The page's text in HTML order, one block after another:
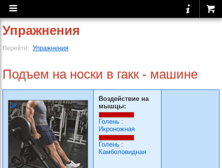
Упражнения
Перейти: Упражнения
Подъем на носки в гакк - машине
Воздействие на
мышцы:
Голень :
Икроножная
Голень :
Камболовидная